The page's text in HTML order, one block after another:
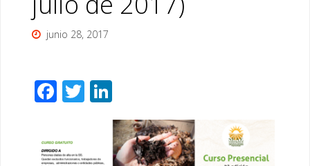
junio 28, 2017
F
e
b
T
er
Li
n
k
e